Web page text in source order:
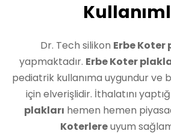
Dr. Tech silikon Erbe Koter
yapmaktadır. Erbe Koter
pediatrik kullanıma uygundur ve
için elverişlidir. İthalatını
plakları hemen hemen
Koterlereuyum